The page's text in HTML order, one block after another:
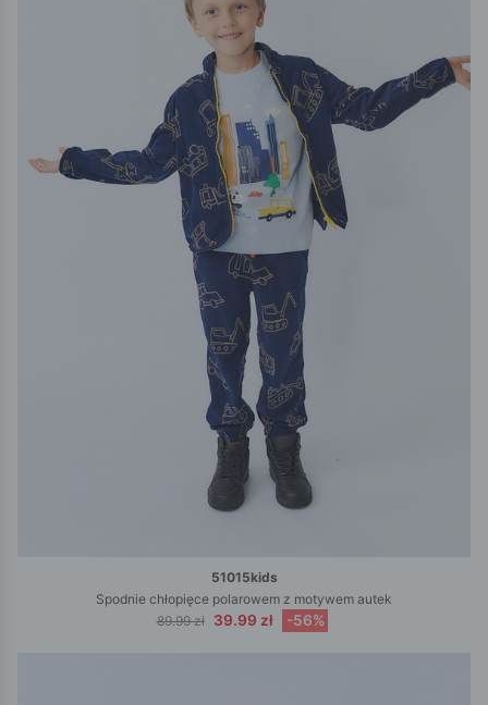
51015kids
Spodnie chłopięce polarowem z motywem autek
89.99 zł
39.99 zł -56%